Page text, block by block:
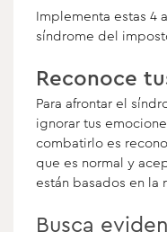
Implementa estas 4
síndrome del
Reconoce
Para afrontar el
ignorar tus
combatirlo es
que es normal y
están basados en la
Busca